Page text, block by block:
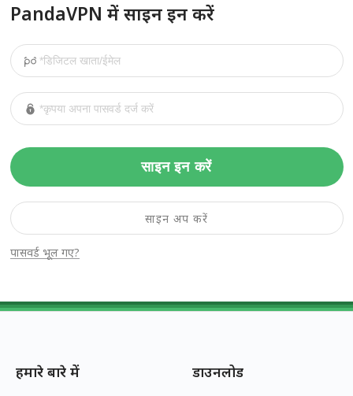
PandaVPN में साइन इन करें
साइन इन करें
पासवर्ड भूल गए?
साइन अप करें
हमारे बारे में डाउनलोड